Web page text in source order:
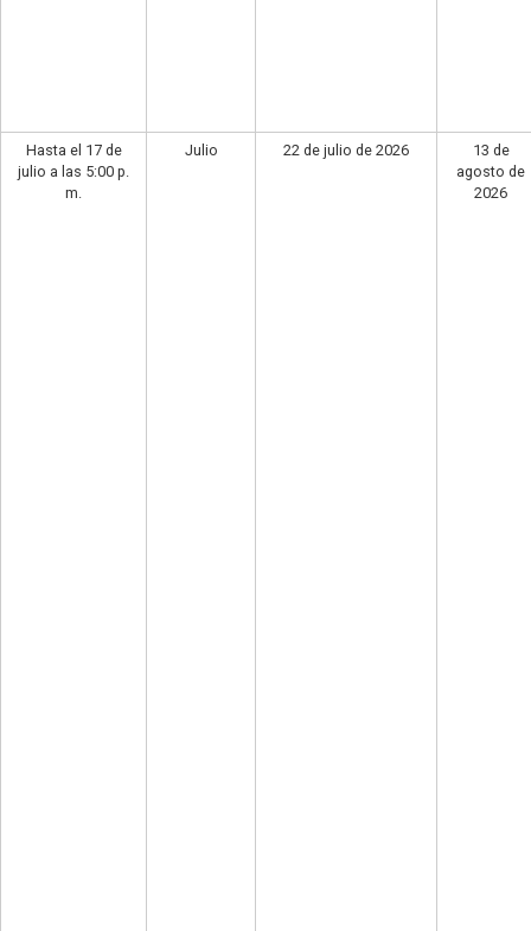
Hasta el 17 de
julio a las 5:00 p.
m.
Julio 22 de julio de 2026
13 de
agosto de
2026